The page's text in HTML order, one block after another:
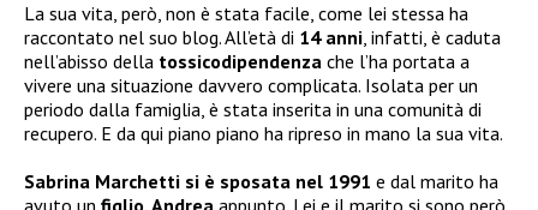
La sua vita, però, non è stata facile, come lei stessa ha
raccontato nel suo blog. All’età di 14 anni, infatti, è caduta
nell’abisso della tossicodipendenza che l’ha portata a
vivere una situazione davvero complicata. Isolata per un
periodo dalla famiglia, è stata inserita in una comunità di
recupero. E da qui piano piano ha ripreso in mano la sua vita.
Sabrina Marchetti si è sposata nel 1991 e dal marito ha